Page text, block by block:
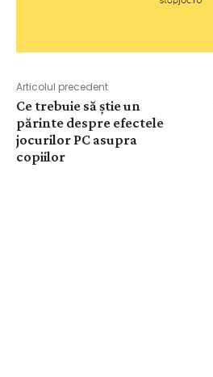
Articolul precedent
Ce trebuie să știe un
părinte despre efectele
jocurilor PC asupra
copiilor